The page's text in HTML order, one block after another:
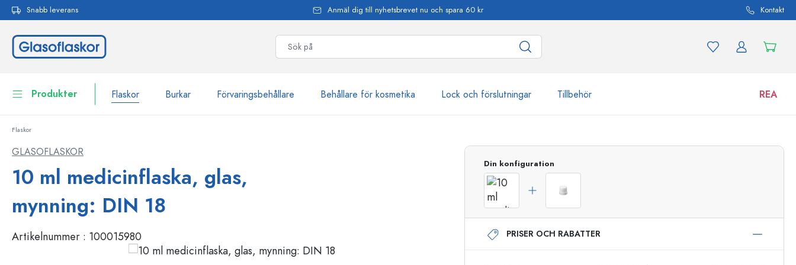
Hoppa till huvudnavigering
Snabb leverans Anmäl dig till nyhetsbrevet nu och spara 60 kr Kontakt
Produkter Flaskor Burkar Förvaringsbehållare Behållare för kosmetika Lock och förslutningar Tillbehör REA
Burkar
Flaskor efter märke
WECK-flaskor
Flaskor med patentkork
Sprayflaskor
Airless dispenser
Roll on-flaskor
Burkar
Flaskor
GLASOFLASKOR
10 ml medicinflaska, glas,
mynning: DIN 18
Artikelnummer : 100015980
Din konfiguration
PRISER OCH RABATTER